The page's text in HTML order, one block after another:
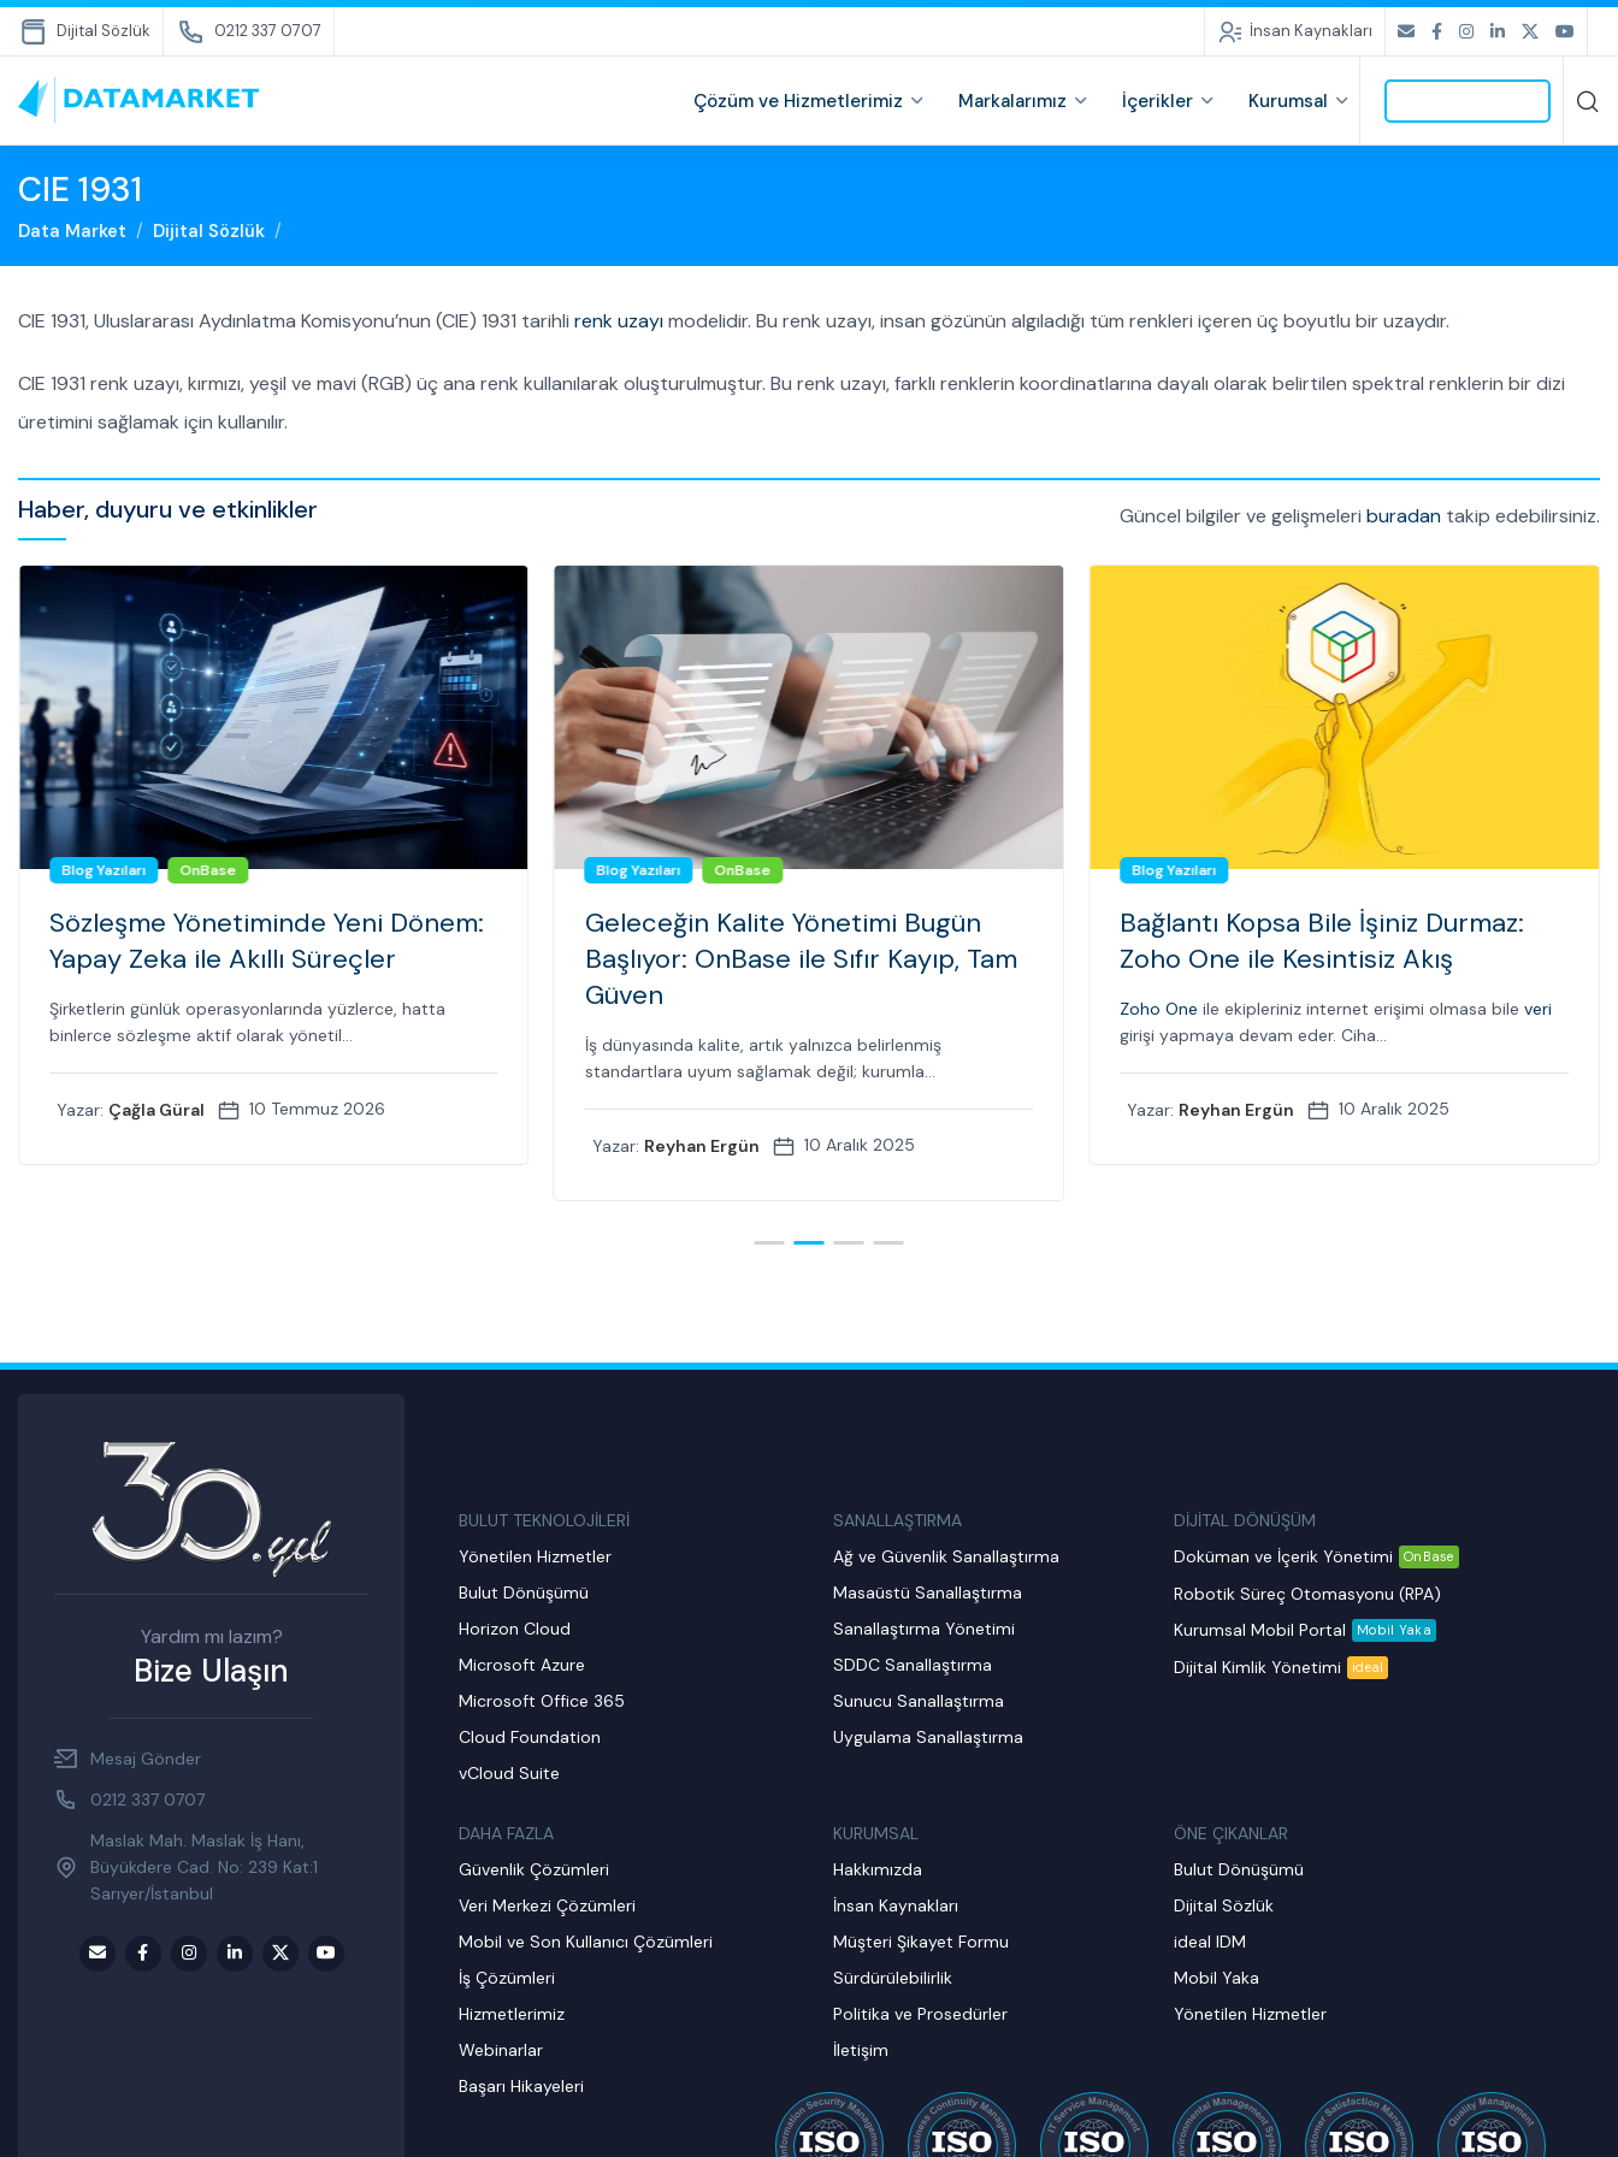
Dijital Sözlük 0212 337 0707 İnsan Kaynakları
Çözüm ve Hizmetlerimiz Markalarımız İçerikler Kurumsal
CIE 1931
Data Market Dijital Sözlük
CIE 1931, Uluslararası Aydınlatma Komisyonu’nun (CIE) 1931 tarihli renk uzayımodelidir. Bu renk uzayı, insan gözünün algıladığı tüm renkleri içeren üç boyutlu bir uzaydır.
CIE 1931 renk uzayı, kırmızı, yeşil ve mavi (RGB) üç ana renk kullanılarak oluşturulmuştur. Bu renk uzayı, farklı renklerin koordinatlarına dayalı olarak belirtilen spektral renklerin bir dizi
üretimini sağlamak için kullanılır.
Haber, duyuru ve etkinlikler Güncel bilgiler ve gelişmeleri buradan takip edebilirsiniz.
Blog Yazıları OnBase
Sözleşme Yönetiminde Yeni Dönem:
Yapay Zeka ile Akıllı Süreçler
Şirketlerin günlük operasyonlarında yüzlerce, hatta
binlerce sözleşme aktif olarak yönetil...
Yazar: Çağla Güral 10 Temmuz 2026
Blog Yazıları OnBase
Geleceğin Kalite Yönetimi Bugün
Başlıyor: OnBase ile Sıfır Kayıp, Tam
Güven
İş dünyasında kalite, artık yalnızca belirlenmiş
standartlara uyum sağlamak değil; kurumla...
Yazar: Reyhan Ergün 10 Aralık 2025
Blog Yazıları
Bağlantı Kopsa Bile İşiniz Durmaz:
Zoho One ile Kesintisiz Akış
Zoho One ile ekipleriniz internet erişimi olmasa bileveri
girişi yapmaya devam eder. Ciha...
Yazar: Reyhan Ergün 10 Aralık 2025
Yardım mı lazım?
Bize Ulaşın
Mesaj Gönder
0212 337 0707
Maslak Mah. Maslak İş Hanı,
Büyükdere Cad. No: 239 Kat:1
Sarıyer/İstanbul
BULUT TEKNOLOJİLERİ
Yönetilen Hizmetler
Bulut Dönüşümü
Horizon Cloud
Microsoft Azure
Microsoft Office 365
Cloud Foundation
vCloud Suite
SANALLAŞTIRMA
Ağ ve Güvenlik Sanallaştırma
Masaüstü Sanallaştırma
Sanallaştırma Yönetimi
SDDC Sanallaştırma
Sunucu Sanallaştırma
Uygulama Sanallaştırma
DİJİTAL DÖNÜŞÜM
Doküman ve İçerik Yönetimi
OnBase
Robotik Süreç Otomasyonu (RPA)
Kurumsal Mobil Portal
Mobil Yaka
Dijital Kimlik Yönetimi ideal
DAHA FAZLA
Güvenlik Çözümleri
Veri Merkezi Çözümleri
Mobil ve Son Kullanıcı Çözümleri
İş Çözümleri
Hizmetlerimiz
Webinarlar
Başarı Hikayeleri
KURUMSAL
Hakkımızda
İnsan Kaynakları
Müşteri Şikayet Formu
Sürdürülebilirlik
Politika ve Prosedürler
İletişim
ÖNE ÇIKANLAR
Bulut Dönüşümü
Dijital Sözlük
ideal IDM
Mobil Yaka
Yönetilen Hizmetler